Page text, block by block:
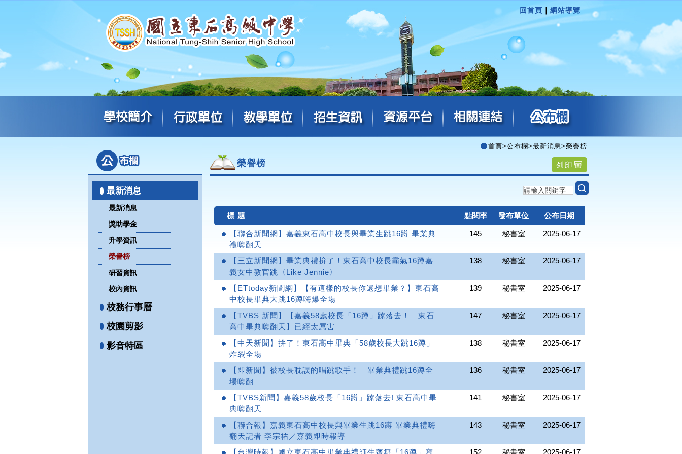
回首頁 網站導覽
最新消息
最新消息
獎助學金
升學資訊
榮譽榜
研習資訊
校內資訊
校務行事曆
校園剪影
影音特區
首頁>公布欄>最新消息>榮譽榜
榮譽榜
標 題 公布日期
發布單位
點閱率
【聯合新聞網】嘉義東石高中校長與畢業生跳16蹲 畢業典
禮嗨翻天
2025-06-17
秘書室
145
【三立新聞網】畢業典禮拚了！東石高中校長霸氣16蹲嘉
義女中教官跳〈Like Jennie〉
2025-06-17
秘書室
138
【ETtoday新聞網】【有這樣的校長你還想畢業？】東石高
中校長畢典大跳16蹲嗨爆全場
2025-06-17
秘書室
139
【TVBS 新聞】【嘉義58歲校長「16蹲」蹽落去！ 東石
高中畢典嗨翻天】已經太厲害
2025-06-17
秘書室
147
【中天新聞】拚了！東石高中畢典「58歲校長大跳16蹲」
炸裂全場
2025-06-17
秘書室
138
【即新聞】被校長耽誤的唱跳歌手！ 畢業典禮跳16蹲全
場嗨翻
2025-06-17
秘書室
136
【TVBS新聞】嘉義58歲校長「16蹲」蹽落去! 東石高中畢
典嗨翻天
2025-06-17
秘書室
141
【聯合報】嘉義東石高中校長與畢業生跳16蹲 畢業典禮嗨
翻天記者 李宗祐／嘉義即時報導
2025-06-17
秘書室
143
【台灣時報】國立東石高中畢業典禮師生齊舞「16蹲」寫 2025-06-17
秘書室
152